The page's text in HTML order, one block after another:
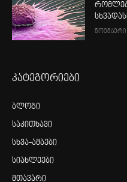
ნოემბერი
კატეგორიები
ბლოგი
საკითხავი
სხვა-ამბები
სიახლეები
მთავარი